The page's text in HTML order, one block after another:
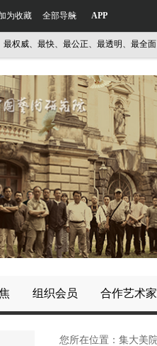
为收藏 全部导航 APP
权威、最快、最公正、最透明、最全面
组织会员 合作艺术家
您所在位置： 集大美